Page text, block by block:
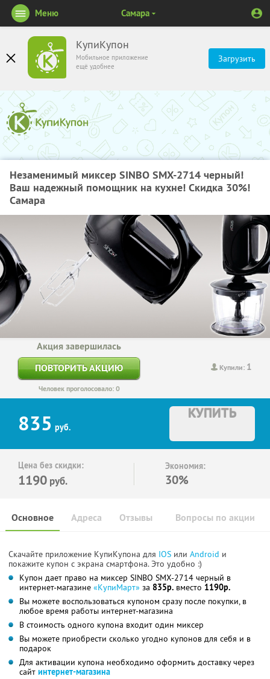
КупиКупон
Мобильное приложение
ещё удобнее
Загрузить
Меню Самара
Незаменимый миксер SINBO SMX-2714 черный!
Ваш надежный помощник на кухне! Скидка 30%!
Самара
Купили: 1
Акция завершилась
ПОВТОРИТЬ АКЦИЮ
Человек проголосовало: 0
835 руб.
КУПИТЬ
Цена без скидки:
1190 руб.
Экономия:
30%
Основное Отзывы Вопросы по акции
Адреса
Скачайте приложение КупиКупона для IOS или Android и
покажите купон с экрана смартфона. Это удобно :)
Купон дает право на миксер SINBO SMX-2714 черный в
интернет-магазине «КупиМарт» за 835р. вместо 1190р.
Вы можете воспользоваться купоном сразу после покупки, в
любое время работы интернет-магазина
В стоимость одного купона входит один миксер
Вы можете приобрести сколько угодно купонов для себя и в
подарок
Для активации купона необходимо оформить доставку через
сайт интернет-магазина